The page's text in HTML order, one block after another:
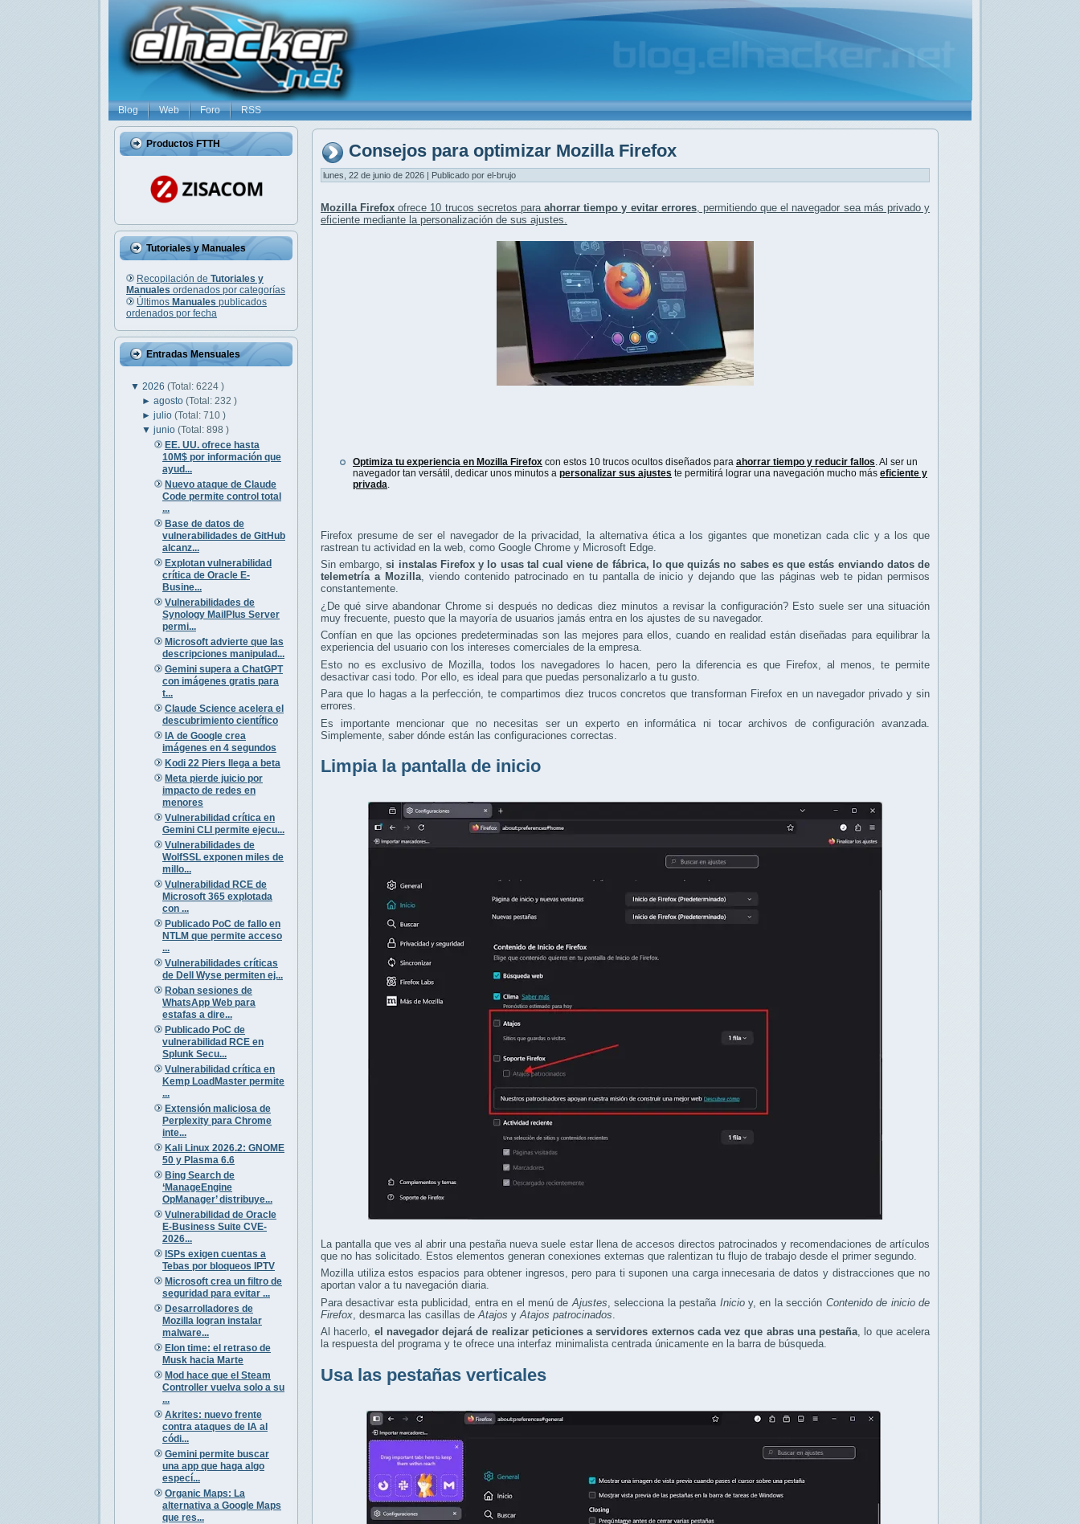
Blog Web Foro RSS
Productos FTTH
Tutoriales y Manuales
Recopilación de Tutoriales y
Manuales ordenados por categorías
Últimos Manuales publicados
ordenados por fecha
Entradas Mensuales
▼ 2026 (Total: 6224 )
►agosto(Total: 232 )
►julio(Total: 710 )
▼junio(Total: 898 )
EE. UU. ofrece hasta
10M$ por información que
ayud...
Nuevo ataque de Claude
Code permite control total
...
Base de datos de
vulnerabilidades de GitHub
alcanz...
Explotan vulnerabilidad
crítica de Oracle E-
Busine...
Vulnerabilidades de
Synology MailPlus Server
permi...
Microsoft advierte que las
descripciones manipulad...
Gemini supera a ChatGPT
con imágenes gratis para
t...
Claude Science acelera el
descubrimiento científico
IA de Google crea
imágenes en 4 segundos
Kodi 22 Piers llega a beta
Meta pierde juicio por
impacto de redes en
menores
Vulnerabilidad crítica en
Gemini CLI permite ejecu...
Vulnerabilidades de
WolfSSL exponen miles de
millo...
Vulnerabilidad RCE de
Microsoft 365 explotada
con ...
Publicado PoC de fallo en
NTLM que permite acceso
...
Vulnerabilidades críticas
de Dell Wyse permiten ej...
Roban sesiones de
WhatsApp Web para
estafas a dire...
Publicado PoC de
vulnerabilidad RCE en
Splunk Secu...
Vulnerabilidad crítica en
Kemp LoadMaster permite
...
Extensión maliciosa de
Perplexity para Chrome
inte...
Kali Linux 2026.2: GNOME
50 y Plasma 6.6
Bing Search de
‘ManageEngine
OpManager’ distribuye...
Vulnerabilidad de Oracle
E-Business Suite CVE-
2026...
ISPs exigen cuentas a
Tebas por bloqueos IPTV
Microsoft crea un filtro de
seguridad para evitar ...
Desarrolladores de
Mozilla logran instalar
malware...
Elon time: el retraso de
Musk hacia Marte
Mod hace que el Steam
Controller vuelva solo a su
...
Akrites: nuevo frente
contra ataques de IA al
códi...
Gemini permite buscar
una app que haga algo
especí...
Organic Maps: La
alternativa a Google Maps
que res...
Consejos para optimizar Mozilla Firefox
lunes, 22 de junio de 2026 | Publicado por el-brujo
Mozilla Firefox ofrece 10 trucos secretos paraahorrar tiempo y evitar errores, permitiendo que el navegador sea más privado y
eficiente mediante la personalización de sus ajustes.
Optimiza tu experiencia en Mozilla Firefox con estos 10 trucos ocultos diseñados para ahorrar tiempo y reducir fallos. Al ser un
navegador tan versátil, dedicar unos minutos a personalizar sus ajustes te permitirá lograr una navegación mucho más eficiente y
privada.
Firefox presume de ser el navegador de la privacidad, la alternativa ética a los gigantes que monetizan cada clic y a los que
rastrean tu actividad en la web, como Google Chrome y Microsoft Edge.
Sin embargo,si instalas Firefox y lo usas tal cual viene de fábrica, lo que quizás no sabes es que estás enviando datos de
telemetría a Mozilla, viendo contenido patrocinado en tu pantalla de inicio y dejando que las páginas web te pidan permisos
constantemente.
¿De qué sirve abandonar Chrome si después no dedicas diez minutos a revisar la configuración? Esto suele ser una situación
muy frecuente, puesto que la mayoría de usuarios jamás entra en los ajustes de su navegador.
Confían en que las opciones predeterminadas son las mejores para ellos, cuando en realidad están diseñadas para equilibrar la
experiencia del usuario con los intereses comerciales de la empresa.
Esto no es exclusivo de Mozilla, todos los navegadores lo hacen, pero la diferencia es que Firefox, al menos, te permite
desactivar casi todo. Por ello, es ideal para que puedas personalizarlo a tu gusto.
Para que lo hagas a la perfección, te compartimos diez trucos concretos que transforman Firefox en un navegador privado y sin
errores.
Es importante mencionar que no necesitas ser un experto en informática ni tocar archivos de configuración avanzada.
Simplemente, saber dónde están las configuraciones correctas.
Limpia la pantalla de inicio
La pantalla que ves al abrir una pestaña nueva suele estar llena de accesos directos patrocinados y recomendaciones de artículos
que no has solicitado. Estos elementos generan conexiones externas que ralentizan tu flujo de trabajo desde el primer segundo.
Mozilla utiliza estos espacios para obtener ingresos, pero para ti suponen una carga innecesaria de datos y distracciones que no
aportan valor a tu navegación diaria.
Para desactivar esta publicidad, entra en el menú de Ajustes , selecciona la pestaña Inicioy, en la sección Contenido de inicio de
Firefox , desmarca las casillas de Atajos y Atajos patrocinados
Al hacerlo, el navegador dejará de realizar peticiones a servidores externos cada vez que abras una pestaña, lo que acelera
la respuesta del programa y te ofrece una interfaz minimalista centrada únicamente en la barra de búsqueda.
Usa las pestañas verticales